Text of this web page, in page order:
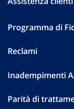
Programma di
Reclami
Inadempimenti
Parità di